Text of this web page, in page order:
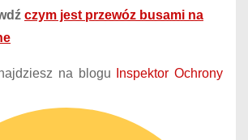
czym jest przewóz busami na
na blogu
Inspektor Ochrony